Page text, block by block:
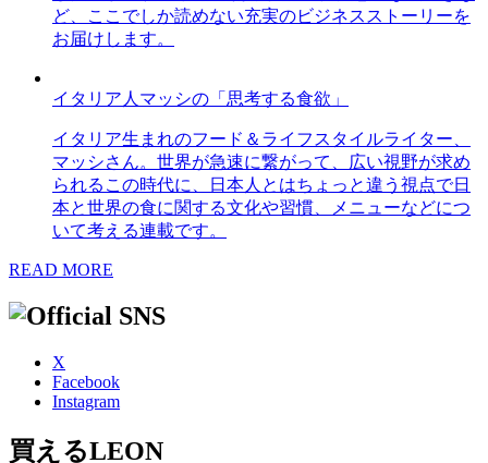
ど、ここでしか読めない充実のビジネスストーリーを
お届けします。
イタリア人マッシの「思考する食欲」
イタリア生まれのフード＆ライフスタイルライター、
マッシさん。世界が急速に繋がって、広い視野が求め
られるこの時代に、日本人とはちょっと違う視点で日
本と世界の食に関する文化や習慣、メニューなどにつ
いて考える連載です。
READ MORE
X
Facebook
Instagram
買えるLEON